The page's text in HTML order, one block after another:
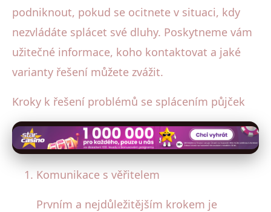
podniknout, pokud se ocitnete v situaci, kdy
nezvládáte splácet své dluhy. Poskytneme vám
užitečné informace, koho kontaktovat a jaké
varianty řešení můžete zvážit.
Kroky k řešení problémů se splácením půjček
Komunikace s věřitelem
Prvním a nejdůležitějším krokem je